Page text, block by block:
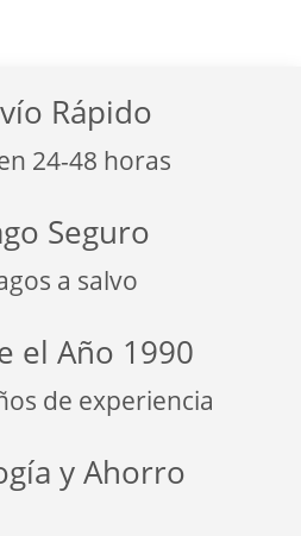
Rápido
24-48 horas
Seguro
a salvo
el Año 1990
de experiencia
y Ahorro